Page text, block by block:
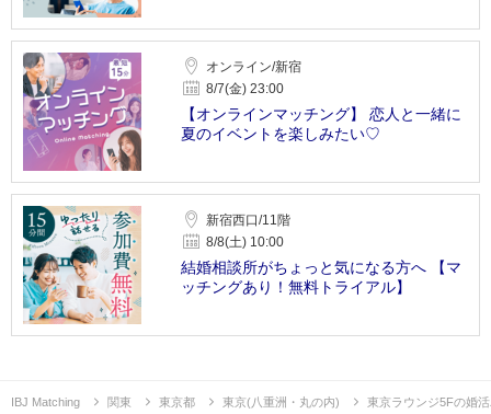
オンライン/新宿
8/7(金) 23:00
【オンラインマッチング】 恋人と一緒に
夏のイベントを楽しみたい♡
新宿西口/11階
8/8(土) 10:00
結婚相談所がちょっと気になる方へ 【マ
ッチングあり！無料トライアル】
IBJ Matching 関東 東京都 東京(八重洲・丸の内) 東京ラウンジ5Fの婚